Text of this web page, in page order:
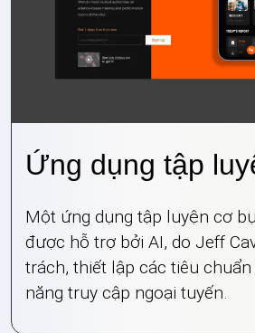
Ứng dụng tập
Một ứng dụng tập luyện cơ
được hỗ trợ bởi AI, do Jeff
trách, thiết lập các tiêu
năng truy cập ngoại tuyến.